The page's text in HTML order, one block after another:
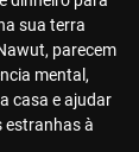
sua terra
parecem
mental,
casa e ajudar
estranhas à